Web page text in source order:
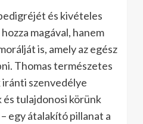
és kivételes
magával, hanem
is, amely az egész
Thomas természetes
szenvedélye
és tulajdonosi körünk
egy átalakító pillanat a